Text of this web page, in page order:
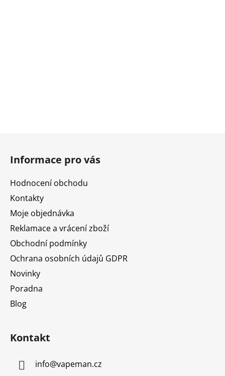
Informace pro vás
Hodnocení obchodu
Kontakty
Moje objednávka
Reklamace a vrácení zboží
Obchodní podmínky
Ochrana osobních údajů GDPR
Novinky
Poradna
Blog
Kontakt
info@vapeman.cz